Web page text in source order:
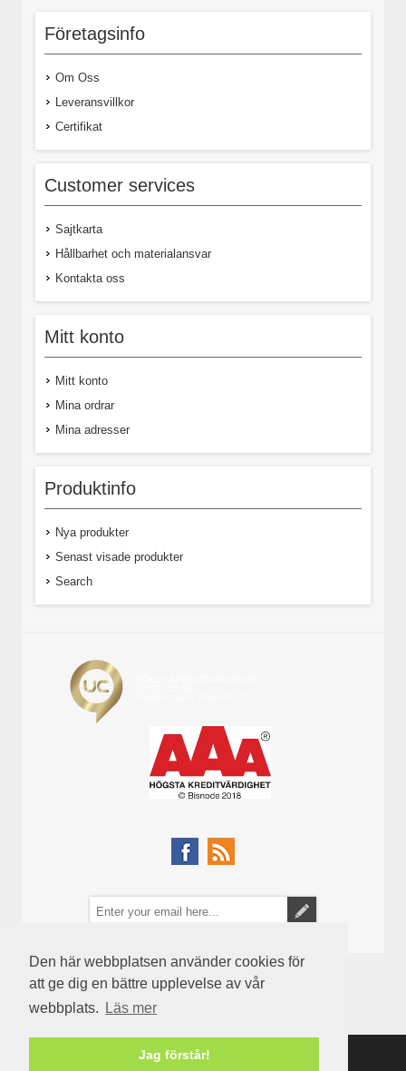
Den här webbplatsen använder cookies för
att ge dig en bättre upplevelse av vår
webbplats.
Läs mer
Jag förstår!
Företagsinfo
Om Oss
Leveransvillkor
Certifikat
Customer services
Sajtkarta
Hållbarhet och materialansvar
Kontakta oss
Mitt konto
Mitt konto
Mina ordrar
Mina adresser
Produktinfo
Nya produkter
Senast visade produkter
Search
Powered bynopCommerce